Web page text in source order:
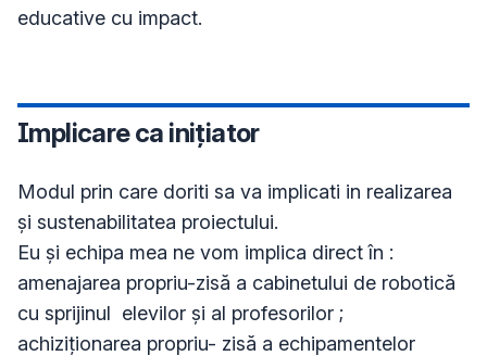
Implicare ca inițiator
Modul prin care doriti sa va implicati in realizarea
și sustenabilitatea proiectului.
Eu și echipa mea ne vom implica direct în :
amenajarea propriu-zisă a cabinetului de robotică
cu sprijinul  elevilor și al profesorilor ;
achiziționarea propriu- zisă a echipamentelor